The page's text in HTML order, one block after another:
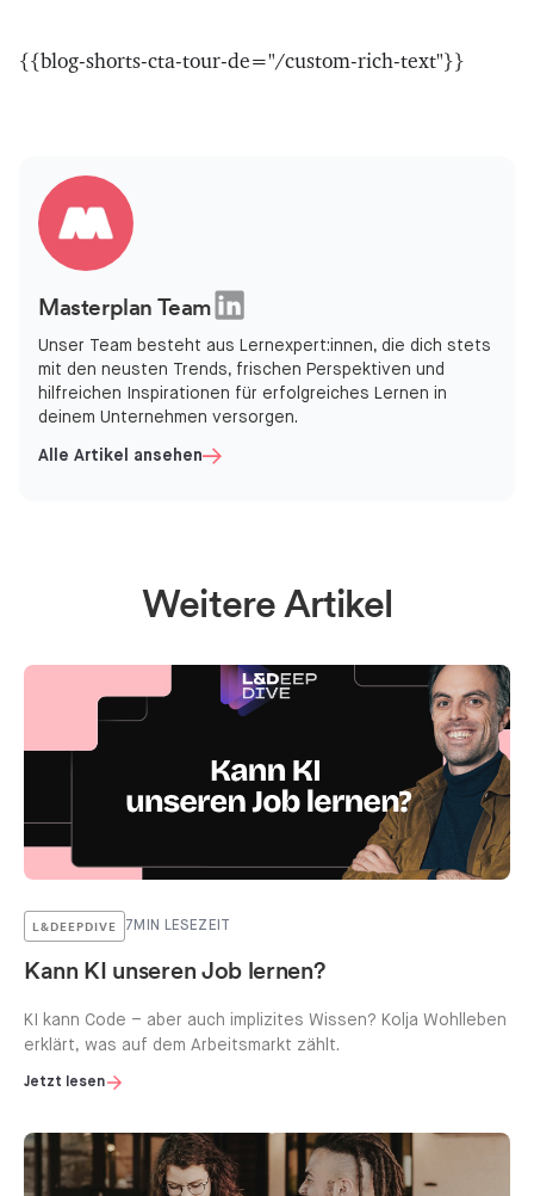
{{blog-shorts-cta-tour-de="/custom-rich-text"}}
Masterplan Team
Unser Team besteht aus Lernexpert:innen, die dich stets
mit den neusten Trends, frischen Perspektiven und
hilfreichen Inspirationen für erfolgreiches Lernen in
deinem Unternehmen versorgen.
Alle Artikel ansehen
Weitere Artikel
L&DEEPDIVE 7 MIN LESEZEIT
Kann KI unseren Job lernen?
KI kann Code – aber auch implizites Wissen? Kolja Wohlleben
erklärt, was auf dem Arbeitsmarkt zählt.
Jetzt lesen